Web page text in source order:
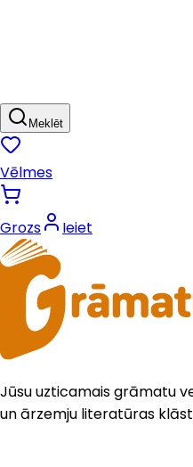
Meklēt
Vēlmes
Grozs Ieiet
Jūsu uzticamais grāmatu
un ārzemju literatūras